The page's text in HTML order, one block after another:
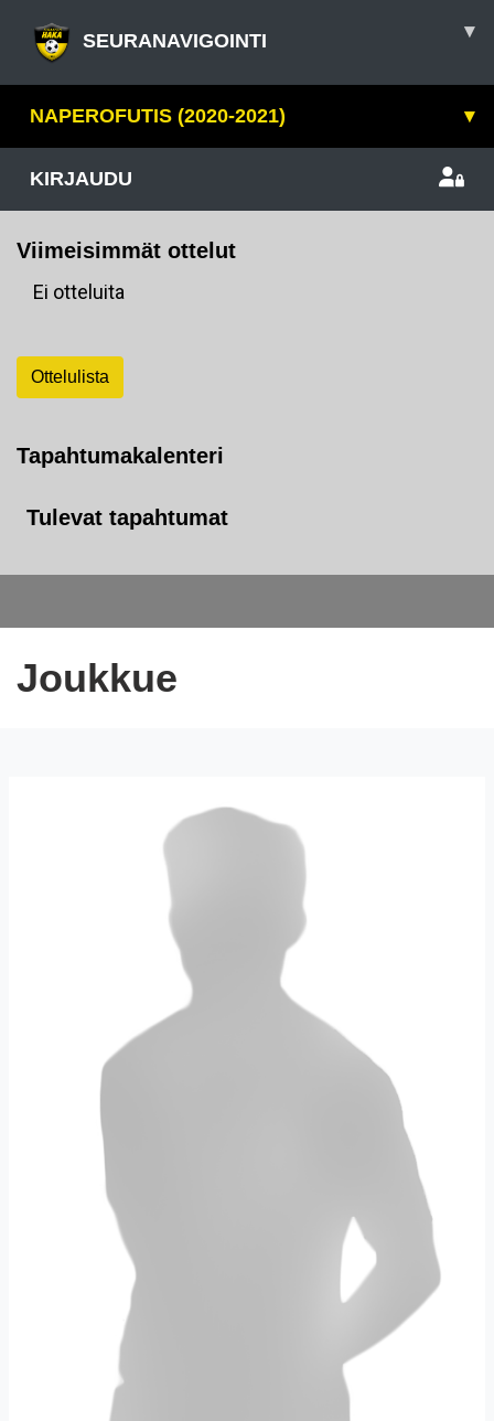
SEURANAVIGOINTI ▾
NAPEROFUTIS (2020-2021) ▾
KIRJAUDU
Viimeisimmät ottelut
Ei otteluita
Ottelulista
Tapahtumakalenteri
Tulevat tapahtumat
Joukkue